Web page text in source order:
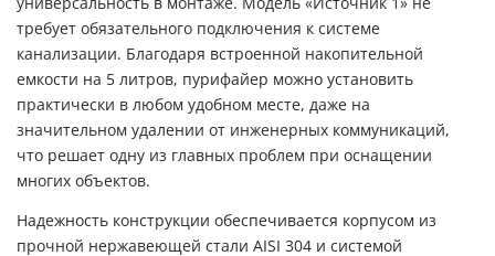
требует обязательного подключения к системе
канализации. Благодаря встроенной накопительной
емкости на 5 литров, пурифайер можно установить
практически в любом удобном месте, даже на
значительном удалении от инженерных коммуникаций,
что решает одну из главных проблем при оснащении
многих объектов.
Надежность конструкции обеспечивается корпусом из
прочной нержавеющей стали AISI 304 и системой